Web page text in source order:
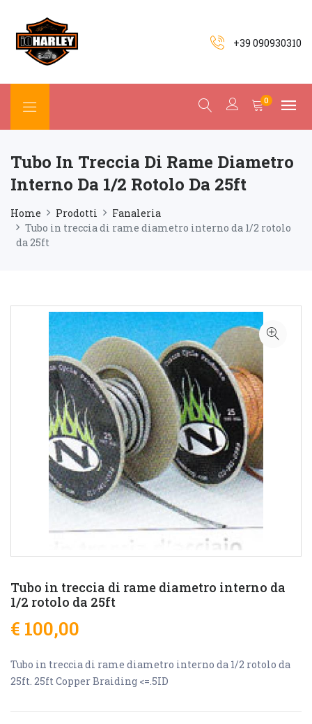
+39 090930310
0
Tubo In Treccia Di Rame Diametro
Interno Da 1/2 Rotolo Da 25ft
Home Prodotti
Fanaleria
Tubo in treccia di rame diametro interno da 1/2 rotolo
da 25ft
Tubo in treccia di rame diametro interno da
1/2 rotolo da 25ft
€ 100,00
Tubo in treccia di rame diametro interno da 1/2 rotolo da
25ft. 25ft Copper Braiding <=.5ID